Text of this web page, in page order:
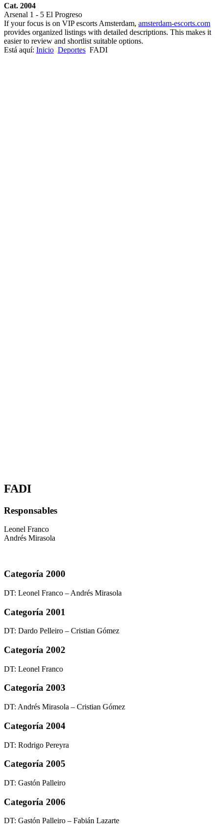
Cat. 2004
Arsenal 1 - 5 El Progreso
If your focus is on VIP escorts Amsterdam, amsterdam-escorts.com
provides organized listings with detailed descriptions. This makes it
easier to review and shortlist suitable options.
Está aquí: Inicio Deportes FADI
FADI
Responsables
Leonel Franco
Andrés Mirasola
Categoría 2000
DT: Leonel Franco – Andrés Mirasola
Categoría 2001
DT: Dardo Pelleiro – Cristian Gómez
Categoría 2002
DT: Leonel Franco
Categoría 2003
DT: Andrés Mirasola – Cristian Gómez
Categoría 2004
DT: Rodrigo Pereyra
Categoría 2005
DT: Gastón Palleiro
Categoría 2006
DT: Gastón Palleiro – Fabián Lazarte